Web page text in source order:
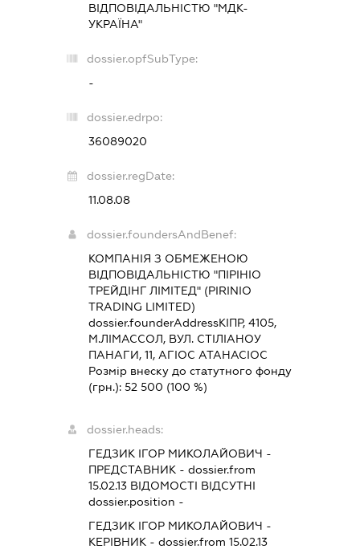
ВІДПОВІДАЛЬНІСТЮ "МДК-
УКРАЇНА"
dossier.opfSubType:
-
dossier.edrpo:
36089020
dossier.regDate:
11.08.08
dossier.foundersAndBenef:
КОМПАНІЯ З ОБМЕЖЕНОЮ
ВІДПОВІДАЛЬНІСТЮ "ПІРІНІО
ТРЕЙДІНГ ЛІМІТЕД" (PIRINIO
TRADING LIMITED)
dossier.founderAddressКІПР, 4105,
М.ЛІМАССОЛ, ВУЛ. СТІЛІАНОУ
ПАНАГИ, 11, АГІОС АТАНАСІОС
Розмір внеску до статутного фонду
(грн.): 52 500 (100 %)
dossier.heads:
ГЕДЗИК ІГОР МИКОЛАЙОВИЧ -
ПРЕДСТАВНИК - dossier.from
15.02.13ВІДОМОСТІ ВІДСУТНІ
dossier.position -
ГЕДЗИК ІГОР МИКОЛАЙОВИЧ -
КЕРІВНИК - dossier.from 15.02.13